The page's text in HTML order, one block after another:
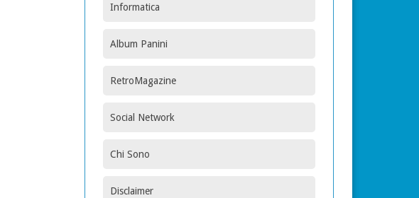
Informatica
Album Panini
RetroMagazine
Social Network
Chi Sono
Disclaimer